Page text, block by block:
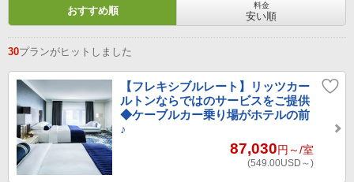
おすすめ順 料金
安い順
30プランがヒットしました
【フレキシブルレート】リッツカー
ルトンならではのサービスをご提供
◆ケーブルカー乗り場がホテルの前
♪
87,030円～/室
(549.00USD～)